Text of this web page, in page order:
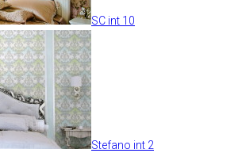
SC int 10
Stefano int 2